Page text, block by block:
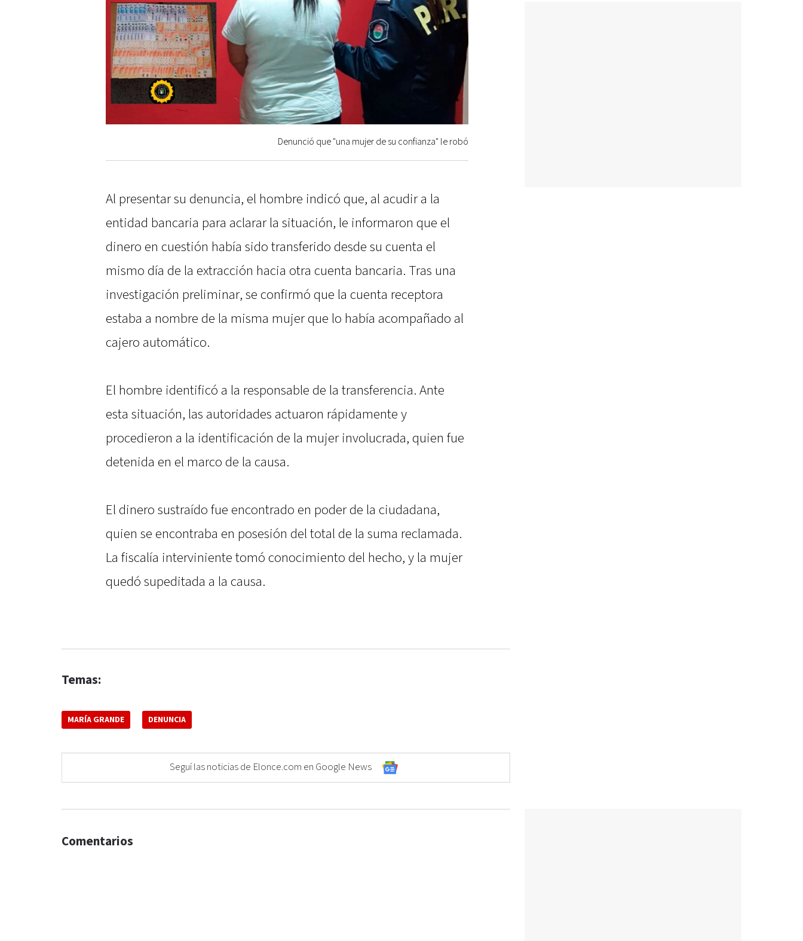
Denunció que "una mujer de su confianza" le robó
Al presentar su denuncia, el hombre indicó que, al acudir a la
entidad bancaria para aclarar la situación, le informaron que el
dinero en cuestión había sido transferido desde su cuenta el
mismo día de la extracción hacia otra cuenta bancaria. Tras una
investigación preliminar, se confirmó que la cuenta receptora
estaba a nombre de la misma mujer que lo había acompañado al
cajero automático.
El hombre identificó a la responsable de la transferencia. Ante
esta situación, las autoridades actuaron rápidamente y
procedieron a la identificación de la mujer involucrada, quien fue
detenida en el marco de la causa.
El dinero sustraído fue encontrado en poder de la ciudadana,
quien se encontraba en posesión del total de la suma reclamada.
La fiscalía interviniente tomó conocimiento del hecho, y la mujer
quedó supeditada a la causa.
Temas:
MARÍA GRANDE DENUNCIA
Seguí las noticias de Elonce.com en Google News
Comentarios